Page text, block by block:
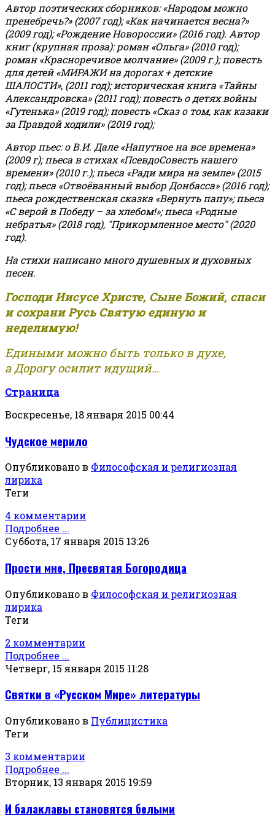
Автор поэтических сборников: «Народом можно
пренебречь?» (2007 год); «Как начинается весна?»
(2009 год); «Рождение Новороссии» (2016 год). Автор
книг (крупная проза): роман «Ольга» (2010 год);
роман «Красноречивое молчание» (2009 г.); повесть
для детей «МИРАЖИ на дорогах + детские
ШАЛОСТИ», (2011 год); историческая книга «Тайны
Александровска» (2011 год); повесть о детях войны
«Гутенька» (2019 год); повесть «Сказ о том, как казаки
за Правдой ходили» (2019 год);
Автор пьес: о В.И. Дале «Напутное на все времена»
(2009 г); пьеса в стихах «ПсевдоСовесть нашего
времени» (2010 г.); пьеса «Ради мира на земле» (2015
год); пьеса «Отвоёванный выбор Донбасса» (2016 год);
пьеса рождественская сказка «Вернуть папу»; пьеса
«С верой в Победу – за хлебом!»;пьеса «Родные
небратья» (2018 год), "Прикормленное место" (2020
год).
На стихи написано много душевных и духовных
песен.
Господи Иисусе Христе, Сыне Божий, спаси
и сохрани Русь Святую единую и
неделимую!
Едиными можно быть только в духе,
а Дорогу осилит идущий...
Страница
Воскресенье, 18 января 2015 00:44
Чудское мерило
Опубликовано в Философская и религиозная
лирика
Теги
4 комментарии
Подробнее ...
Суббота, 17 января 2015 13:26
Прости мне, Пресвятая Богородица
Опубликовано в Философская и религиозная
лирика
Теги
2 комментарии
Подробнее ...
Четверг, 15 января 2015 11:28
Святки в «Русском Мире» литературы
Опубликовано в Публицистика
Теги
3 комментарии
Подробнее ...
Вторник, 13 января 2015 19:59
И балаклавы становятся белыми